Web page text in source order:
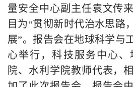
量安全中心副主任袁文传
目为“贯彻新时代治水思路
展”。报告会在地球科学与
心举行，科技服务中心
院、水利学院教师代表，